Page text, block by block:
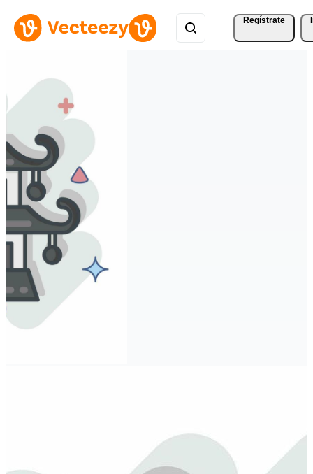
Regístrate